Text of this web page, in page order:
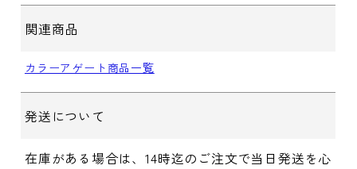
関連商品
カラーアゲート商品一覧
発送について
在庫がある場合は、14時迄のご注文で当日発送を心